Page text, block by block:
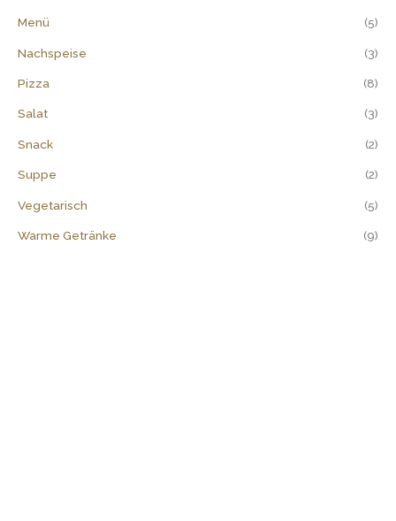
Menü (5)
Nachspeise (3)
Pizza (8)
Salat (3)
Snack (2)
Suppe (2)
Vegetarisch (5)
Warme Getränke (9)